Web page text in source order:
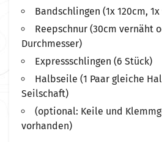
Bandschlingen (1x 120cm,
Reepschnur (30cm vernäht
Durchmesser)
Expressschlingen (6 Stück)
Halbseile (1 Paar gleiche
Seilschaft)
(optional: Keile und
vorhanden)